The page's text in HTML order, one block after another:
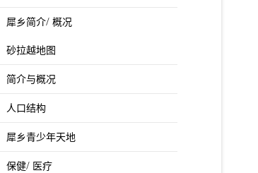
犀乡简介/ 概况
砂拉越地图
简介与概况
人口结构
犀乡青少年天地
保健/ 医疗